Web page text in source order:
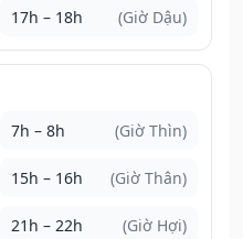
17h – 18h (Giờ Dậu)
7h – 8h (Giờ Thìn)
15h – 16h (Giờ Thân)
21h – 22h (Giờ Hợi)